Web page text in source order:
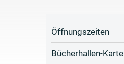
Öffnungszeiten
Bücherhallen-Karte